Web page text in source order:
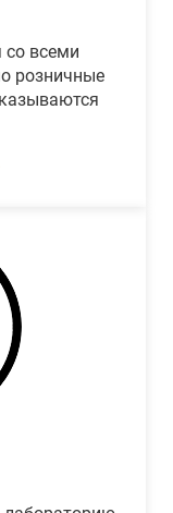
со всеми
розничные